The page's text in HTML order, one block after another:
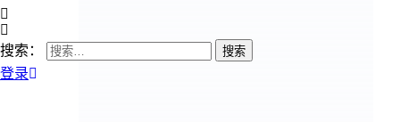
搜索：
登录